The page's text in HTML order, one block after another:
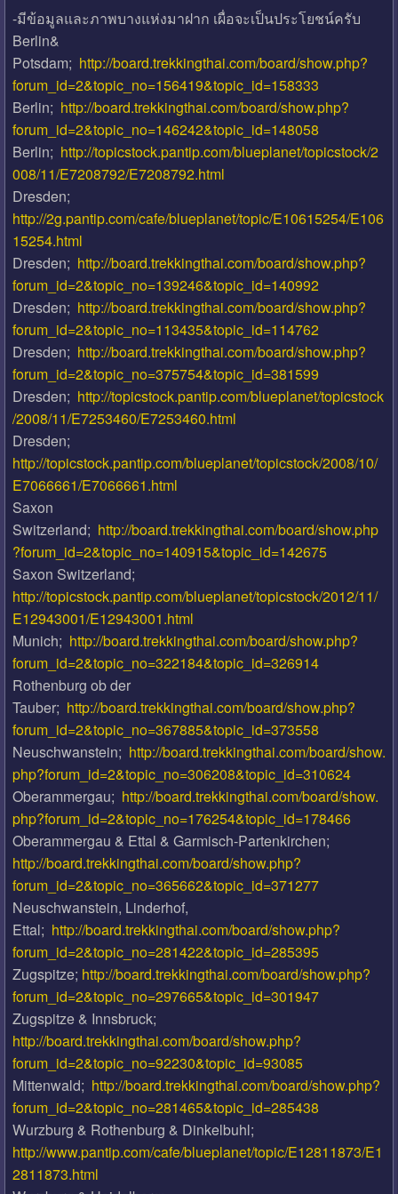
-มีข้อมูลและภาพบางแห่งมาฝาก เผื่อจะเป็นประโยชน์ครับ
Berlin&
Potsdam; http://board.trekkingthai.com/board/show.php?
forum_id=2&topic_no=156419&topic_id=158333
Berlin; http://board.trekkingthai.com/board/show.php?
forum_id=2&topic_no=146242&topic_id=148058
Berlin; http://topicstock.pantip.com/blueplanet/topicstock/2
008/11/E7208792/E7208792.html
Dresden;
http://2g.pantip.com/cafe/blueplanet/topic/E10615254/E106
15254.html
Dresden; http://board.trekkingthai.com/board/show.php?
forum_id=2&topic_no=139246&topic_id=140992
Dresden; http://board.trekkingthai.com/board/show.php?
forum_id=2&topic_no=113435&topic_id=114762
Dresden; http://board.trekkingthai.com/board/show.php?
forum_id=2&topic_no=375754&topic_id=381599
Dresden; http://topicstock.pantip.com/blueplanet/topicstock
/2008/11/E7253460/E7253460.html
Dresden;
http://topicstock.pantip.com/blueplanet/topicstock/2008/10/
E7066661/E7066661.html
Saxon
Switzerland; http://board.trekkingthai.com/board/show.php
?forum_id=2&topic_no=140915&topic_id=142675
Saxon Switzerland;
http://topicstock.pantip.com/blueplanet/topicstock/2012/11/
E12943001/E12943001.html
Munich; http://board.trekkingthai.com/board/show.php?
forum_id=2&topic_no=322184&topic_id=326914
Rothenburg ob der
Tauber; http://board.trekkingthai.com/board/show.php?
forum_id=2&topic_no=367885&topic_id=373558
Neuschwanstein; http://board.trekkingthai.com/board/show.
php?forum_id=2&topic_no=306208&topic_id=310624
Oberammergau; http://board.trekkingthai.com/board/show.
php?forum_id=2&topic_no=176254&topic_id=178466
Oberammergau & Ettal & Garmisch-Partenkirchen;
http://board.trekkingthai.com/board/show.php?
forum_id=2&topic_no=365662&topic_id=371277
Neuschwanstein, Linderhof,
Ettal; http://board.trekkingthai.com/board/show.php?
forum_id=2&topic_no=281422&topic_id=285395
Zugspitze; http://board.trekkingthai.com/board/show.php?
forum_id=2&topic_no=297665&topic_id=301947
Zugspitze & Innsbruck;
http://board.trekkingthai.com/board/show.php?
forum_id=2&topic_no=92230&topic_id=93085
Mittenwald; http://board.trekkingthai.com/board/show.php?
forum_id=2&topic_no=281465&topic_id=285438
Wurzburg & Rothenburg & Dinkelbuhl;
http://www.pantip.com/cafe/blueplanet/topic/E12811873/E1
2811873.html